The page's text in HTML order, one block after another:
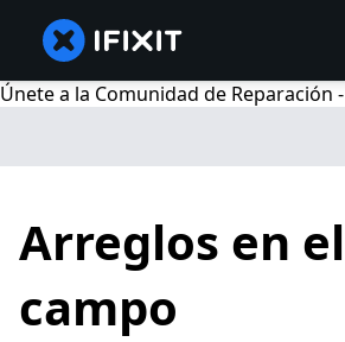
Únete a la Comunidad de Reparación -
Arreglos en el
campo